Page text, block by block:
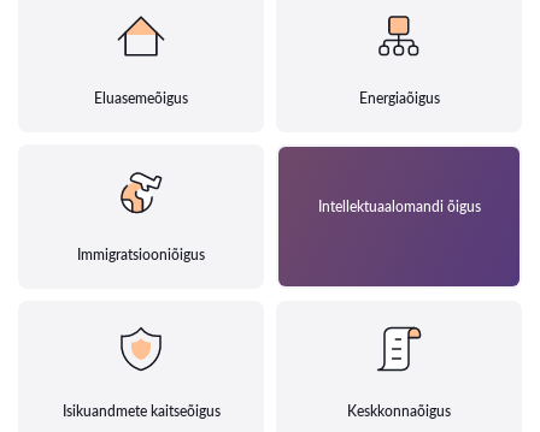
Eluasemeõigus Energiaõigus
Immigratsiooniõigus
Intellektuaalomandi õigus
Isikuandmete kaitseõigus Keskkonnaõigus